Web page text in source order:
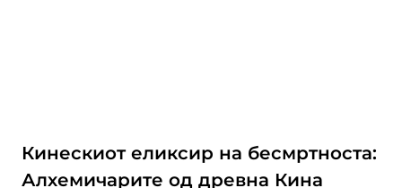
Кинескиот еликсир на бесмртноста:
Алхемичарите од древна Кина